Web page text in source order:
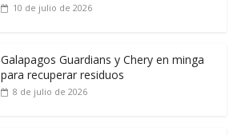
10 de julio de 2026
Galapagos Guardians y Chery en minga
para recuperar residuos
8 de julio de 2026